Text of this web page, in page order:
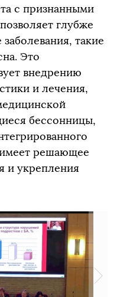
с признанными
глубже
такие
Это
внедрению
и лечения,
бессонницы,
решающее
и укрепления